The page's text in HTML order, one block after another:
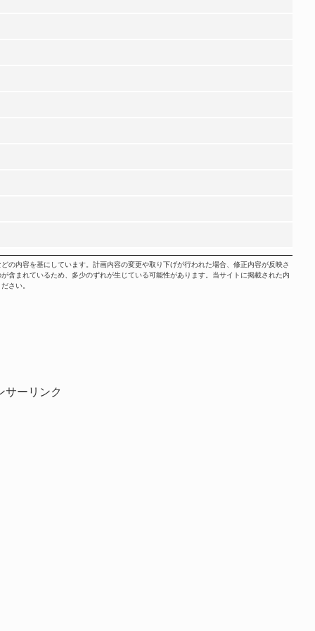
内容を基にしています。計画内容の変更や取り下げが行われた場合、修正内容が反映さ
含まれているため、多少のずれが生じている可能性があります。当サイトに掲載された内
さい。
サーリンク